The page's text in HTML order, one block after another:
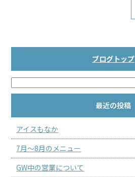
ブログトップ
最近の投稿
アイスもなか
7月～8月のメニュー
GW中の営業について